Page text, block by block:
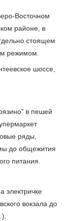
Восточном
районе, в
стоящем
режимом.
шоссе,
в пешей
ряды,
до общежития
питания.
электричке
вокзала до